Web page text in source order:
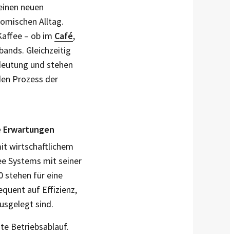
neuen
Alltag.
– ob im Café,
Gleichzeitig
und stehen
Prozess der
wirtschaftlichem
Systems mit seiner
stehen für eine
auf Effizienz,
sind.
Betriebsablauf.